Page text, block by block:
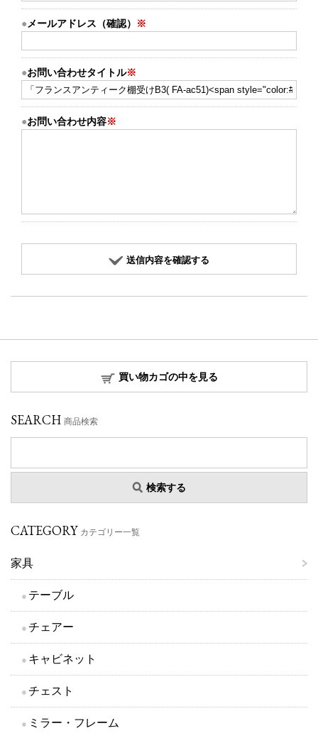
メールアドレス（確認） ※
お問い合わせタイトル※
お問い合わせ内容※
送信内容を確認する
買い物カゴの中を見る
SEARCH 商品検索
検索する
CATEGORY カテゴリー一覧
家具
テーブル
チェアー
キャビネット
チェスト
ミラー・フレーム